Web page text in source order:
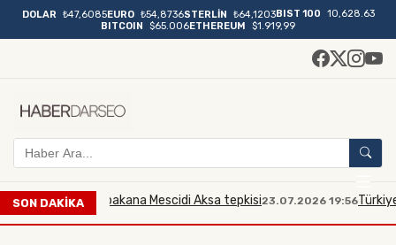
DOLAR ₺47,6085EURO ₺54,8736STERLİN ₺64,1203BIST 100
10,628.63
BITCOIN
$65.006ETHEREUM $1.919,99
SON DAKİKA
İsrailli bakana Mescidi Aksa tepkisi23.07.2026 19:56Türkiye, İsrailli